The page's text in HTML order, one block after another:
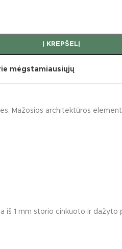
Į KREPŠELĮ
mėgstamiausiųjų
, Mažosios architektūros
iš 1 mm storio cinkuoto ir dažyto